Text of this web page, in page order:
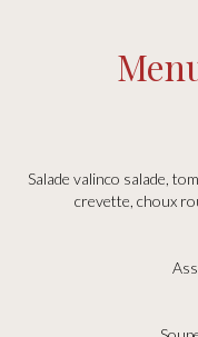
Salade valinco salade,
crevette, choux